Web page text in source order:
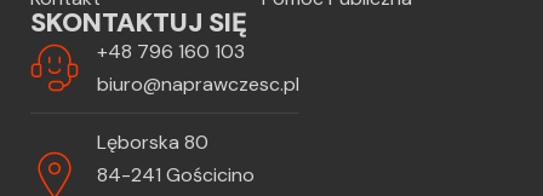
SKONTAKTUJ SIĘ
+48 796 160 103
biuro@naprawczesc.pl
Lęborska 80
84-241 Gościcino